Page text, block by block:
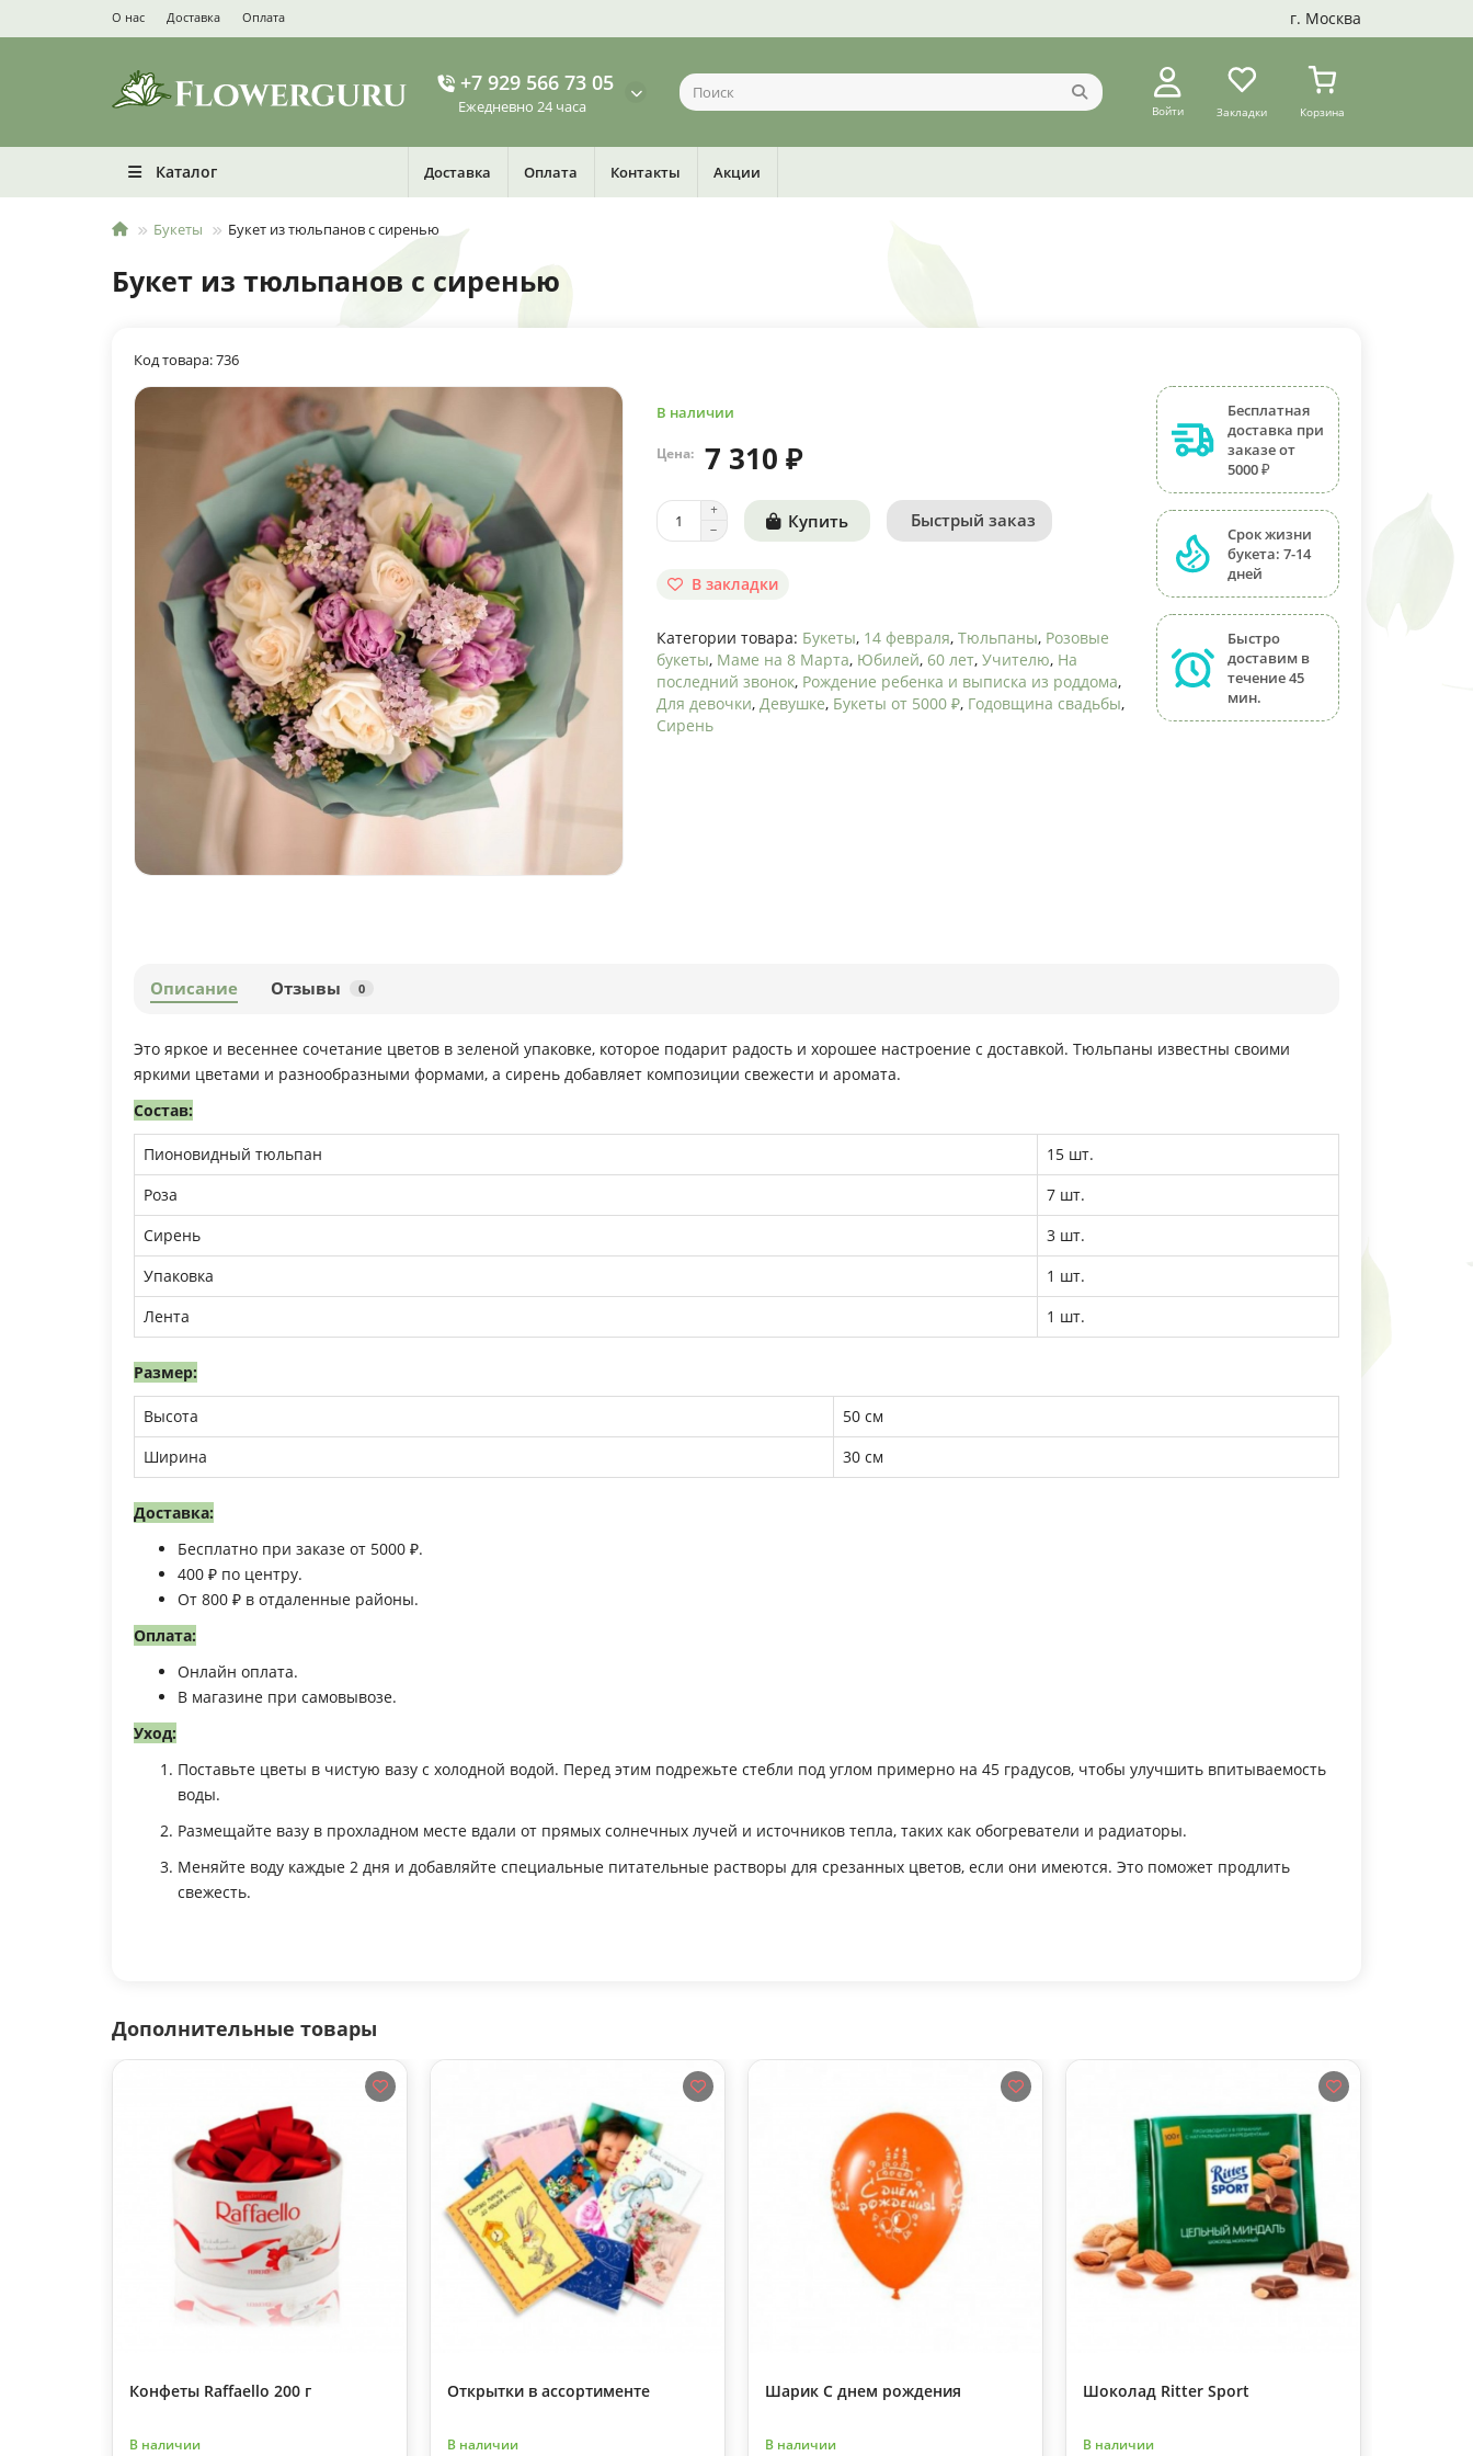
О нас Доставка Оплата г. Москва
+7 929 566 73 05
Ежедневно 24 часа Войти Закладки Корзина
Каталог Доставка Оплата Контакты Акции
Букеты Букет из тюльпанов с сиренью
Букет из тюльпанов с сиренью
Код товара: 736
В наличии
Цена: 7 310 ₽
Купить Быстрый заказ
В закладки
Категории товара: Букеты, 14 февраля, Тюльпаны, Розовые
букеты, Маме на 8 Марта, Юбилей, 60 лет, Учителю, На
последний звонок, Рождение ребенка и выписка из роддома,
Для девочки, Девушке, Букеты от 5000 ₽, Годовщина свадьбы,
Сирень
Бесплатная
доставка при
заказе от
5000 ₽
Срок жизни
букета: 7-14
дней
Быстро
доставим в
течение 45
мин.
Описание Отзывы 0
Это яркое и весеннее сочетание цветов в зеленой упаковке, которое подарит радость и хорошее настроение с доставкой. Тюльпаны известны своими
яркими цветами и разнообразными формами, а сирень добавляет композиции свежести и аромата.
Состав:
Пионовидный тюльпан
15 шт.
Роза
7 шт.
Сирень
3 шт.
Упаковка
1 шт.
Лента
1 шт.
Размер:
Высота
50 см
Ширина
30 см
Доставка:
Бесплатно при заказе от 5000 ₽.
400 ₽ по центру.
От 800 ₽ в отдаленные районы.
Оплата:
Онлайн оплата.
В магазине при самовывозе.
Уход:
Поставьте цветы в чистую вазу с холодной водой. Перед этим подрежьте стебли под углом примерно на 45 градусов, чтобы улучшить впитываемость
воды.
Размещайте вазу в прохладном месте вдали от прямых солнечных лучей и источников тепла, таких как обогреватели и радиаторы.
Меняйте воду каждые 2 дня и добавляйте специальные питательные растворы для срезанных цветов, если они имеются. Это поможет продлить
свежесть.
Дополнительные товары
Конфеты Raffaello 200 г
В наличии
Открытки в ассортименте
В наличии
Шарик С днем рождения
В наличии
Шоколад Ritter Sport
В наличии